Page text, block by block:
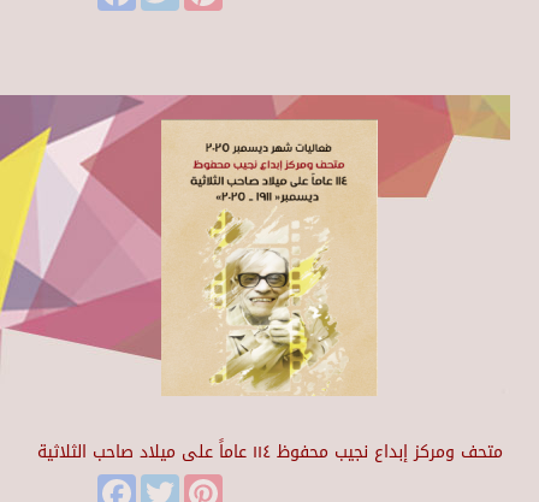
متحف ومركز إبداع نجيب محفوظ ١١٤ عاماً على ميلاد صاحب الثلاثية
FacebookTwitter